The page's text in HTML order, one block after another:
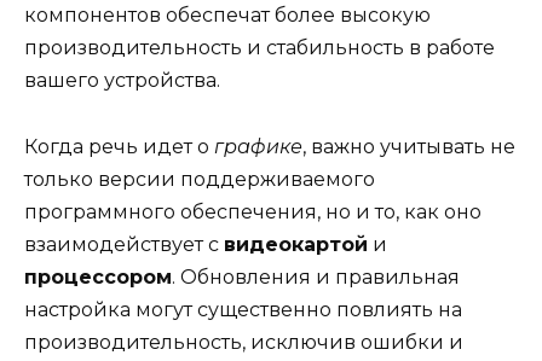
компонентов обеспечат более высокую
производительность и стабильность в работе
вашего устройства.
Когда речь идет о графике, важно учитывать не
только версии поддерживаемого
программного обеспечения, но и то, как оно
взаимодействует с видеокартой и
процессором. Обновления и правильная
настройка могут существенно повлиять на
производительность, исключив ошибки и